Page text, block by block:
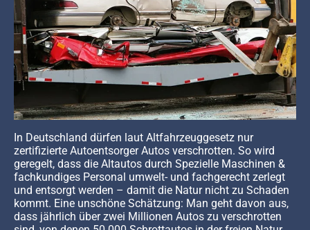
In Deutschland dürfen laut Altfahrzeuggesetz nur
zertifizierte Autoentsorger Autos verschrotten. So wird
geregelt, dass die Altautos durch Spezielle Maschinen &
fachkundiges Personal umwelt- und fachgerecht zerlegt
und entsorgt werden – damit die Natur nicht zu Schaden
kommt. Eine unschöne Schätzung: Man geht davon aus,
dass jährlich über zwei Millionen Autos zu verschrotten